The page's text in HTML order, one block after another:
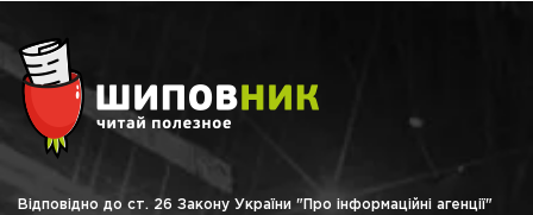
Відповідно до ст. 26 Закону України "Про інформаційні агенції"